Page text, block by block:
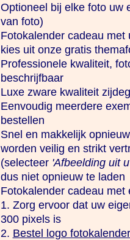
Optioneel bij elke foto uw
van foto)
Fotokalender cadeau met
kies uit onze gratis
Professionele kwaliteit,
beschrijfbaar
Luxe zware kwaliteit
Eenvoudig meerdere
bestellen
Snel en makkelijk
worden veilig en strikt
(selecteer 'Afbeelding uit
dus niet opnieuw te laden
Fotokalender cadeau
1. Zorg ervoor dat uw
300 pixels is
2. Bestel logo